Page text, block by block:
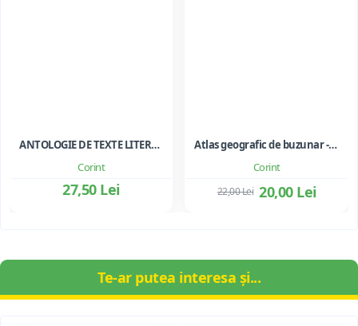
Corint
ANTOLOGIE DE TEXTE LITERARE PENTRU CLS. I-II
27,50 Lei
Corint
Atlas geografic de buzunar - Octavian Mandrut
20,00 Lei
22,00 Lei
Te-ar putea interesa și...